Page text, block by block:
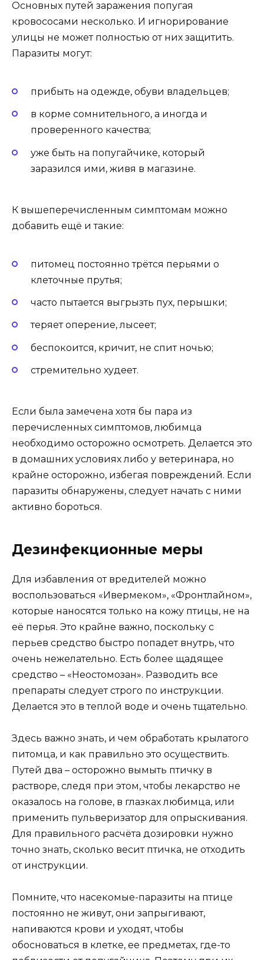
Основных путей заражения попугая
кровососами несколько. И игнорирование
улицы не может полностью от них защитить.
Паразиты могут:
прибыть на одежде, обуви владельцев;
в корме сомнительного, а иногда и
проверенного качества;
уже быть на попугайчике, который
заразился ими, живя в магазине.
К вышеперечисленным симптомам можно
добавить ещё и такие:
питомец постоянно трётся перьями о
клеточные прутья;
часто пытается выгрызть пух, перышки;
теряет оперение, лысеет;
беспокоится, кричит, не спит ночью;
стремительно худеет.
Если была замечена хотя бы пара из
перечисленных симптомов, любимца
необходимо осторожно осмотреть. Делается это
в домашних условиях либо у ветеринара, но
крайне осторожно, избегая повреждений. Если
паразиты обнаружены, следует начать с ними
активно бороться.
Дезинфекционные меры
Для избавления от вредителей можно
воспользоваться «Ивермеком», «Фронтлайном»,
которые наносятся только на кожу птицы, не на
её перья. Это крайне важно, поскольку с
перьев средство быстро попадет внутрь, что
очень нежелательно. Есть более щадящее
средство – «Неостомозан». Разводить все
препараты следует строго по инструкции.
Делается это в теплой воде и очень тщательно.
Здесь важно знать, и чем обработать крылатого
питомца, и как правильно это осуществить.
Путей два – осторожно вымыть птичку в
растворе, следя при этом, чтобы лекарство не
оказалось на голове, в глазках любимца, или
применить пульверизатор для опрыскивания.
Для правильного расчёта дозировки нужно
точно знать, сколько весит птичка, не отходить
от инструкции.
Помните, что насекомые-паразиты на птице
постоянно не живут, они запрыгивают,
напиваются крови и уходят, чтобы
обосноваться в клетке, ее предметах, где-то